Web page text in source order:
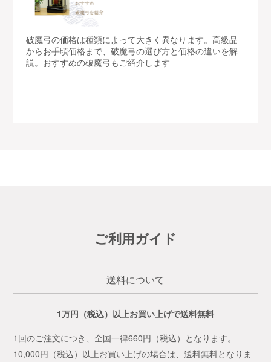
破魔弓の価格は種類によって大きく異なります。高級品
からお手頃価格まで、破魔弓の選び方と価格の違いを解
説。おすすめの破魔弓もご紹介します
ご利用ガイド
送料について
1万円（税込）以上お買い上げで送料無料
1回のご注文につき、全国一律660円（税込）となります。
10,000円（税込）以上お買い上げの場合は、送料無料となりま